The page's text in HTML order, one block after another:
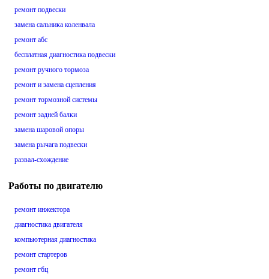
ремонт подвески
замена сальника коленвала
ремонт абс
бесплатная диагностика подвески
ремонт ручного тормоза
ремонт и замена сцепления
ремонт тормозной системы
ремонт задней балки
замена шаровой опоры
замена рычага подвески
развал-схождение
Работы по двигателю
ремонт инжектора
диагностика двигателя
компьютерная диагностика
ремонт стартеров
ремонт гбц